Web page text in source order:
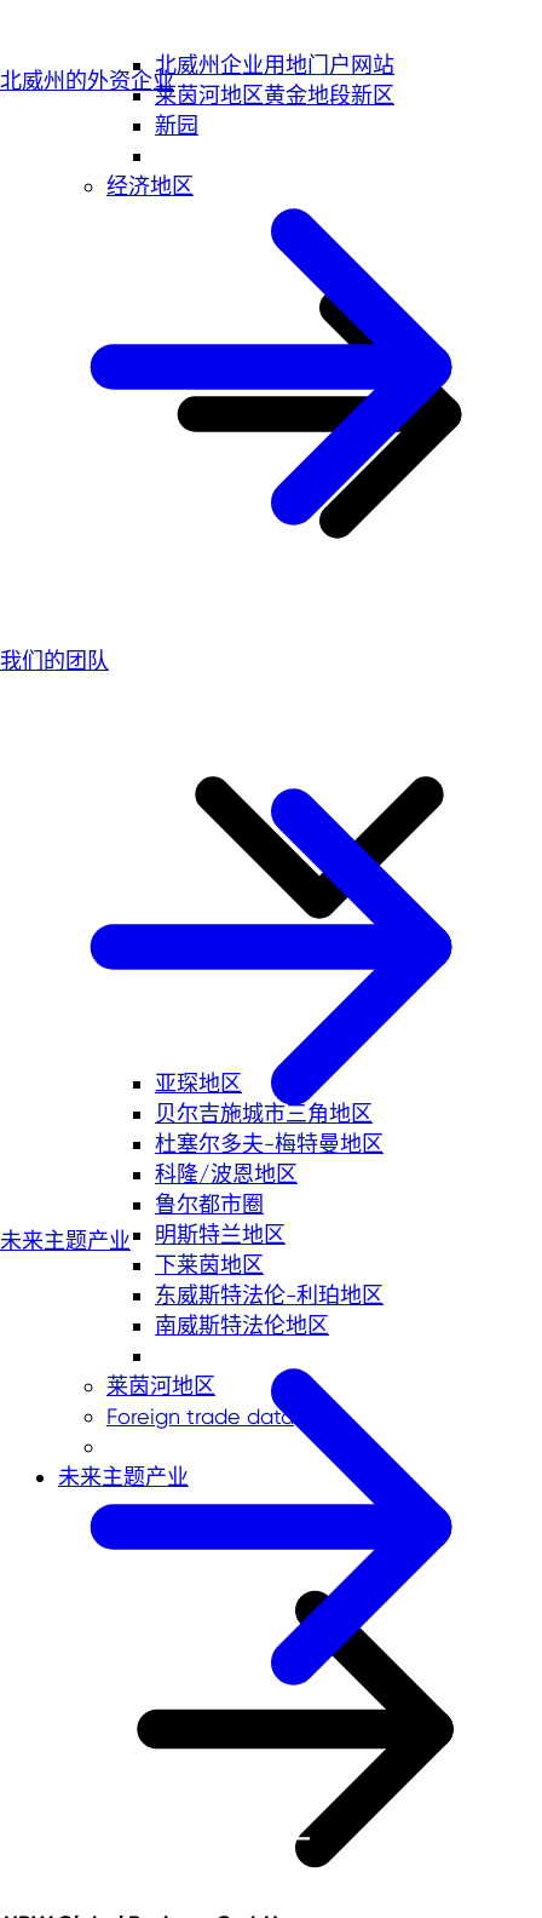
北威州企业用地门户网站
莱茵河地区黄金地段新区
新园
经济地区
亚琛地区
贝尔吉施城市三角地区
杜塞尔多夫-梅特曼地区
科隆/波恩地区
鲁尔都市圈
明斯特兰地区
下莱茵地区
东威斯特法伦-利珀地区
南威斯特法伦地区
莱茵河地区
Foreign trade data
未来主题产业
北威州的外资企业
我们的团队
未来主题产业